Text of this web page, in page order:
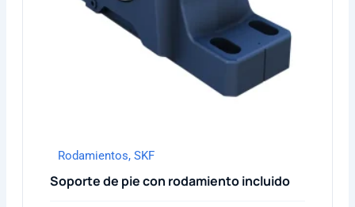
Rodamientos, SKF
Soporte de pie con rodamiento incluido